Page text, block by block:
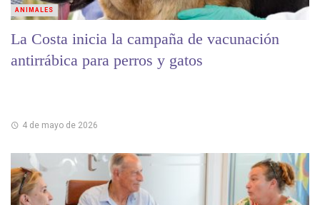
La Costa inicia la campaña de vacunación
antirrábica para perros y gatos
4 de mayo de 2026
ANIMALES